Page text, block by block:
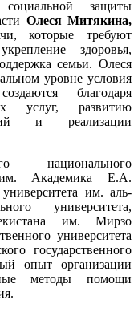
защиты
Олеся Митякина,
которые требуют
здоровья,
семьи. Олеся
уровне условия
благодаря
услуг, развитию
и реализации
национального
им. Академика Е.А.
им. аль-
университета,
им. Мирзо
университета
государственного
опыт организации
методы помощи